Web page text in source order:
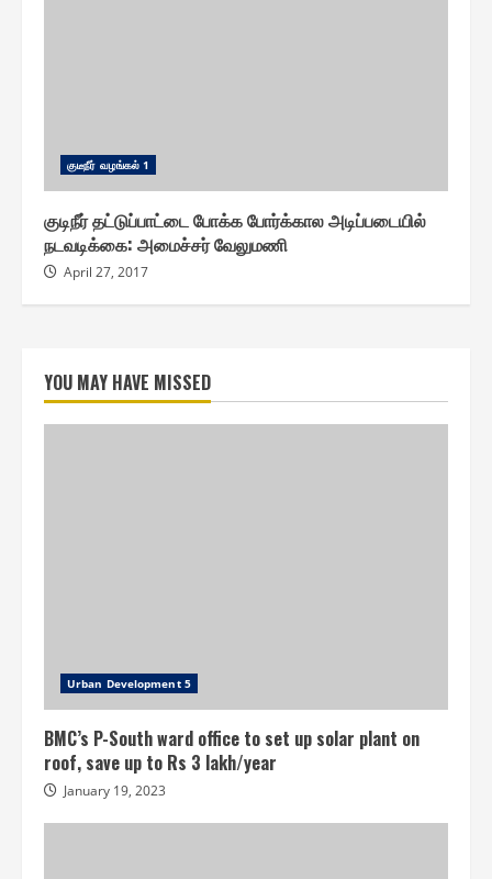
குடீநீர் வழங்௧ல் 1
குடிநீர் தட்டுப்பாட்டை போக்க போர்க்கால அடிப்படையில்
நடவடிக்கை: அமைச்சர் வேலுமணி
April 27, 2017
YOU MAY HAVE MISSED
Urban Development 5
BMC’s P-South ward office to set up solar plant on
roof, save up to Rs 3 lakh/year
January 19, 2023